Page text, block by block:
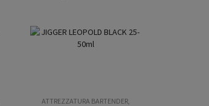
ATTREZZATURA BARTENDER,